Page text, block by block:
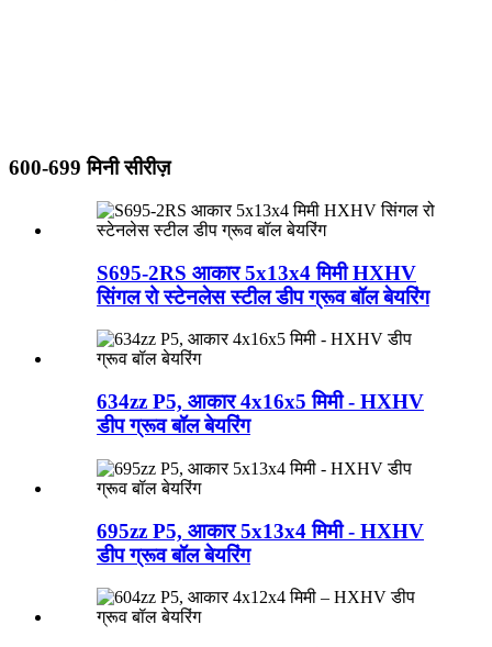
600-699 मिनी सीरीज़
S695-2RS आकार 5x13x4 मिमी HXHV
सिंगल रो स्टेनलेस स्टील डीप ग्रूव बॉल बेयरिंग
634zz P5, आकार 4x16x5 मिमी - HXHV
डीप ग्रूव बॉल बेयरिंग
695zz P5, आकार 5x13x4 मिमी - HXHV
डीप ग्रूव बॉल बेयरिंग